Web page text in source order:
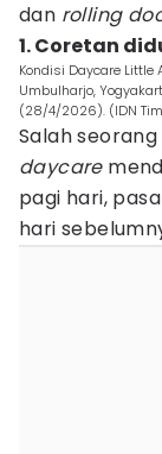
dan rolling
1. Coretan
Kondisi Daycare Little
Umbulharjo,
(28/4/2026). (IDN
Salah
daycare
pagi hari,
hari